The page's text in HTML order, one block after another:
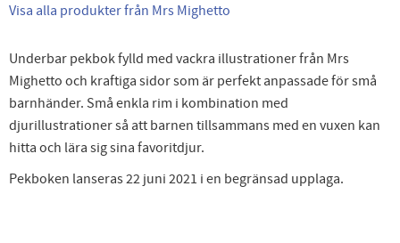
Visa alla produkter från Mrs Mighetto
Underbar pekbok fylld med vackra illustrationer från Mrs
Mighetto och kraftiga sidor som är perfekt anpassade för små
barnhänder. Små enkla rim i kombination med
djurillustrationer så att barnen tillsammans med en vuxen kan
hitta och lära sig sina favoritdjur.
Pekboken lanseras 22 juni 2021 i en begränsad upplaga.